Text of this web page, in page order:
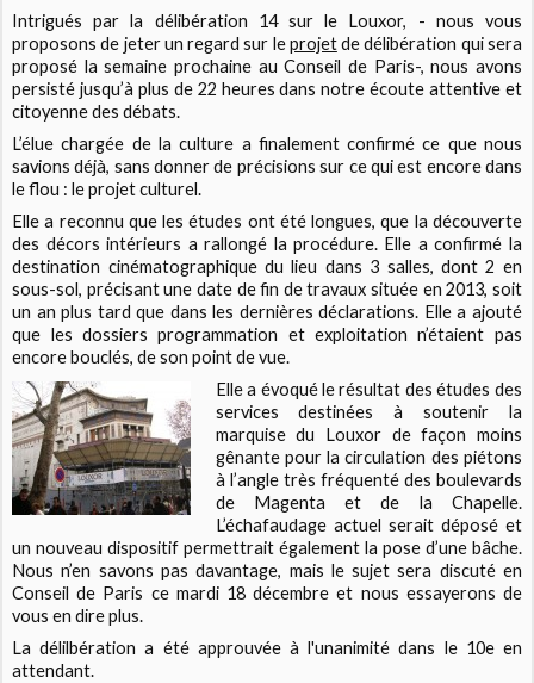
Intrigués par la délibération 14 sur le Louxor, - nous vous
proposons de jeter un regard sur leprojetde délibération qui sera
proposé la semaine prochaine au Conseil de Paris-, nous avons
persisté jusqu’à plus de 22 heures dans notre écoute attentive et
citoyenne des débats.
L’élue chargée de la culture a finalement confirmé ce que nous
savions déjà, sans donner de précisions sur ce qui est encore dans
le flou : le projet culturel.
Elle a reconnu que les études ont été longues, que la découverte
des décors intérieurs a rallongé la procédure. Elle a confirmé la
destination cinématographique du lieu dans 3 salles, dont 2 en
sous-sol, précisant une date de fin de travaux située en 2013, soit
un an plus tard que dans les dernières déclarations. Elle a ajouté
que les dossiers programmation et exploitation n’étaient pas
encore bouclés, de son point de vue.
Elle a évoqué le résultat des études des
services destinées à soutenir la
marquise du Louxorde façon moins
gênante pour la circulation des piétons
à l’angle très fréquenté des boulevards
de Magenta et de la Chapelle.
L’échafaudage actuel serait déposé et
un nouveau dispositif permettrait également la pose d’une bâche.
Nous n’en savons pas davantage, mais le sujet sera discuté en
Conseil de Paris ce mardi 18 décembre et nous essayerons de
vous en dire plus.
La délilbération a été approuvée à l'unanimité dans le 10e en
attendant.